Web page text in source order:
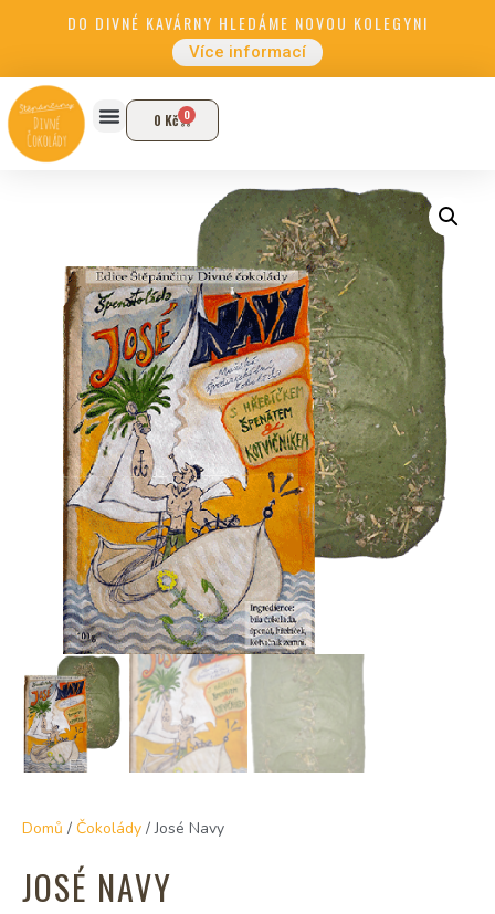
DO DIVNÉ KAVÁRNY HLEDÁME NOVOU KOLEGYNI
Více informací
0 Kč 0
Domů / Čokolády / José Navy
JOSÉ NAVY